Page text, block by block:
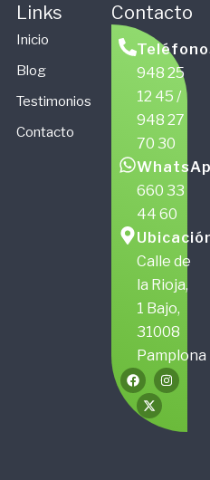
Links
Inicio
Blog
Testimonios
Contacto
Contacto
948 25
12 45 /
948 27
70 30
660 33
44 60
Calle de
la Rioja,
1 Bajo,
31008
Pamplona
F
a
c
e
I
n
s
g
X
t
w
i